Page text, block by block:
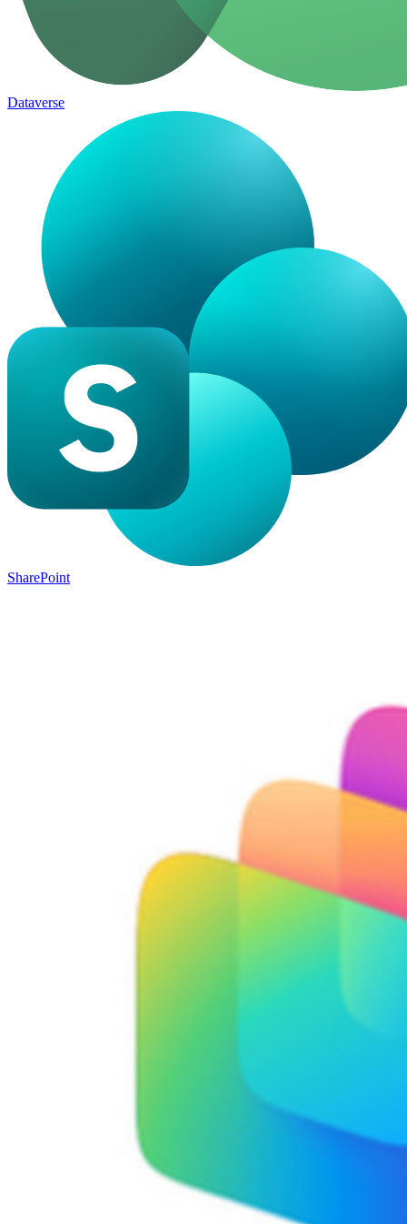
Dataverse
SharePoint